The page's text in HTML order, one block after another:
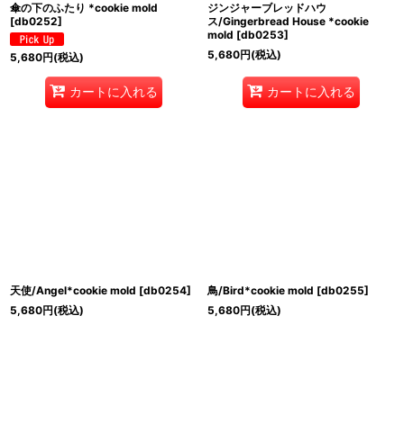
傘の下のふたり *cookie mold
[db0252]
5,680円(税込)
カートに入れる
ジンジャーブレッドハウ
ス/Gingerbread House *cookie
mold [db0253]
5,680円(税込)
カートに入れる
天使/Angel*cookie mold [db0254]
5,680円(税込)
鳥/Bird*cookie mold [db0255]
5,680円(税込)